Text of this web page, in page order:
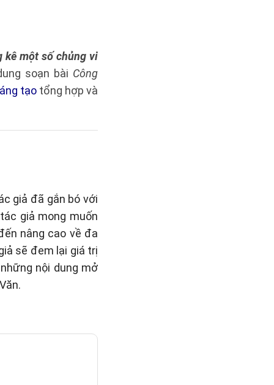
kê một số chủng vi
soạn bài Công
tạotổng hợp và
giả đã gắn bó với
giả mong muốn
nâng cao về đa
sẽ đem lại giá trị
nội dung mở